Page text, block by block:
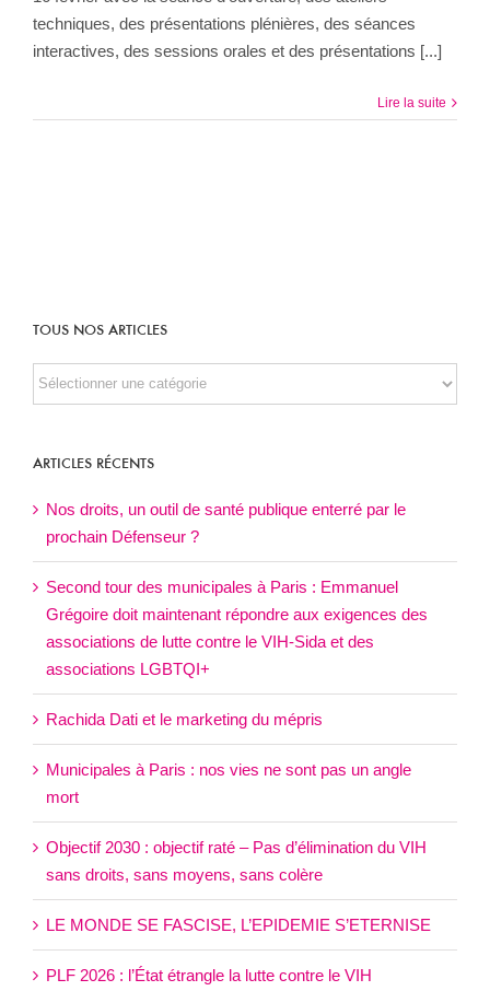
techniques, des présentations plénières, des séances
interactives, des sessions orales et des présentations [...]
Lire la suite
TOUS NOS ARTICLES
TOUS
NOS
ARTICLES RÉCENTS
Nos droits, un outil de santé publique enterré par le
prochain Défenseur ?
Second tour des municipales à Paris : Emmanuel
Grégoire doit maintenant répondre aux exigences des
associations de lutte contre le VIH-Sida et des
associations LGBTQI+
Rachida Dati et le marketing du mépris
Municipales à Paris : nos vies ne sont pas un angle
mort
Objectif 2030 : objectif raté – Pas d’élimination du VIH
sans droits, sans moyens, sans colère
LE MONDE SE FASCISE, L’EPIDEMIE S’ETERNISE
PLF 2026 : l’État étrangle la lutte contre le VIH